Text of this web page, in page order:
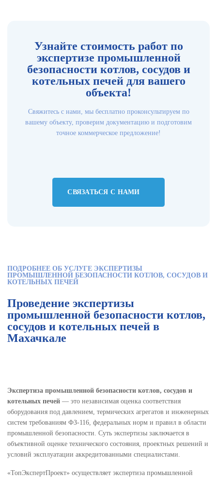
Узнайте стоимость работ по
экспертизе промышленной
безопасности котлов, сосудов и
котельных печей для вашего
объекта!
Свяжитесь с нами, мы бесплатно проконсультируем по
вашему объекту, проверим документацию и подготовим
точное коммерческое предложение!
СВЯЗАТЬСЯ С НАМИ
ПОДРОБНЕЕ ОБ УСЛУГЕ ЭКСПЕРТИЗЫ
ПРОМЫШЛЕННОЙ БЕЗОПАСНОСТИ КОТЛОВ, СОСУДОВ И
КОТЕЛЬНЫХ ПЕЧЕЙ
Проведение экспертизы
промышленной безопасности котлов,
сосудов и котельных печей в
Махачкале
Экспертиза промышленной безопасности котлов, сосудов и
котельных печей — это независимая оценка соответствия
оборудования под давлением, термических агрегатов и инженерных
систем требованиям ФЗ-116, федеральных норм и правил в области
промышленной безопасности. Суть экспертизы заключается в
объективной оценке технического состояния, проектных решений и
условий эксплуатации аккредитованными специалистами.
«ТопЭкспертПроект» осуществляет экспертиза промышленной